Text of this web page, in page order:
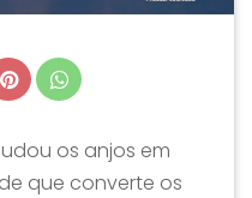
os anjos em
que converte os